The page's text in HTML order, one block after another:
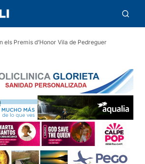
els Premis d’Honor Vila de Pedreguer